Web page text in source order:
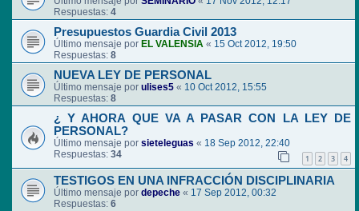
Respuestas: 4
Presupuestos Guardia Civil 2013
Último mensaje por EL VALENSIA « 15 Oct 2012, 19:50
Respuestas: 8
NUEVA LEY DE PERSONAL
Último mensaje por ulises5 « 10 Oct 2012, 15:55
Respuestas: 8
¿ Y AHORA QUE VA A PASAR CON LA LEY DE
PERSONAL?
Último mensaje por sieteleguas « 18 Sep 2012, 22:40
Respuestas: 34 1 2 3 4
TESTIGOS EN UNA INFRACCIÓN DISCIPLINARIA
Último mensaje por depeche « 17 Sep 2012, 00:32
Respuestas: 6